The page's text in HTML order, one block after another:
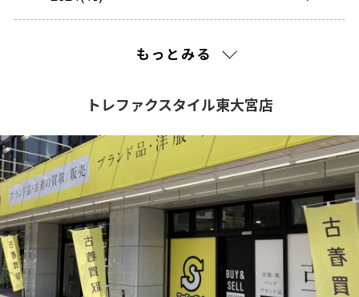
もっとみる
トレファクスタイル東大宮店